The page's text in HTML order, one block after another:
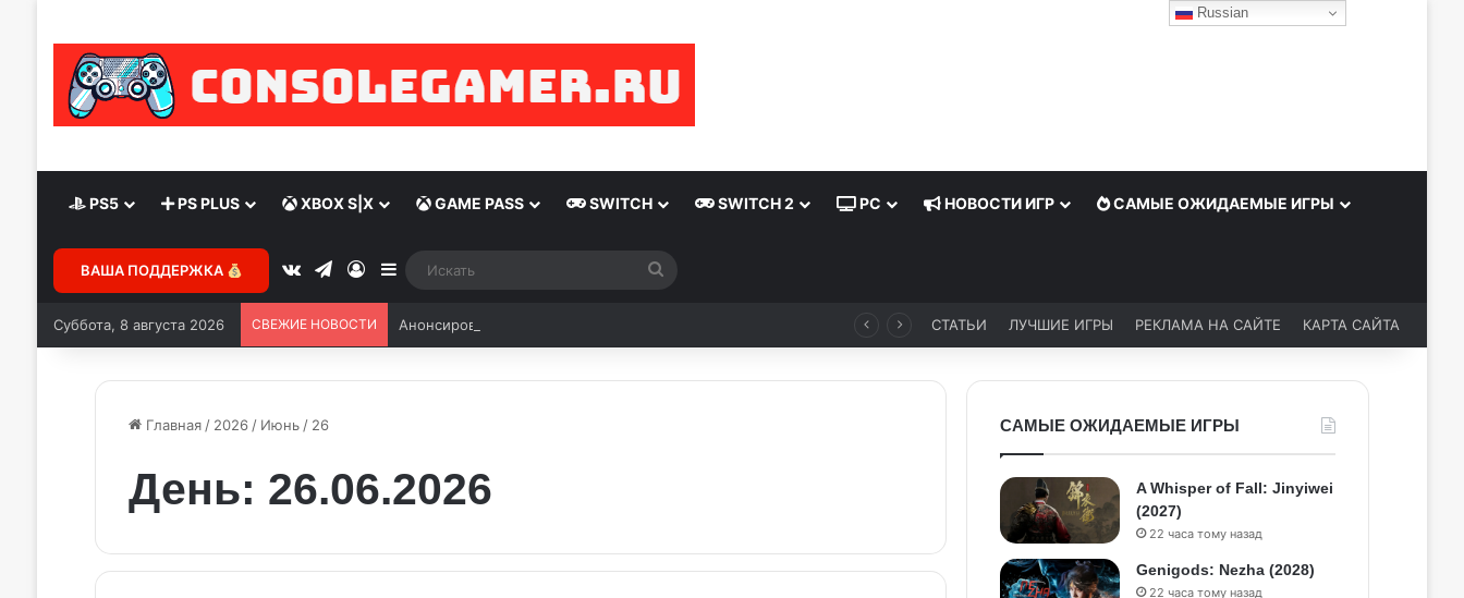
PS5 PS PLUS XBOX S|X GAME PASS SWITCH SWITCH 2 PC НОВОСТИ ИГР САМЫЕ ОЖИДАЕМЫЕ ИГРЫ
ВАША ПОДДЕРЖКА vk.comTelegram
ВойтиSidebar
Суббота, 8 августа 2026 СВЕЖИЕ НОВОСТИ Анонсирован показ Grand Theft Auto VI от Rockstar Games СТАТЬИ ЛУЧШИЕ ИГРЫ РЕКЛАМА НА САЙТЕ КАРТА САЙТА
Главная / 2026 / Июнь / 26
День: 26.06.2026
САМЫЕ ОЖИДАЕМЫЕ ИГРЫ
A Whisper of Fall: Jinyiwei
(2027)
22 часа тому назад
Genigods: Nezha (2028)
22 часа тому назад
Russian